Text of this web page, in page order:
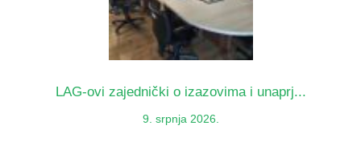
LAG-ovi zajednički o izazovima i unaprj...
9. srpnja 2026.